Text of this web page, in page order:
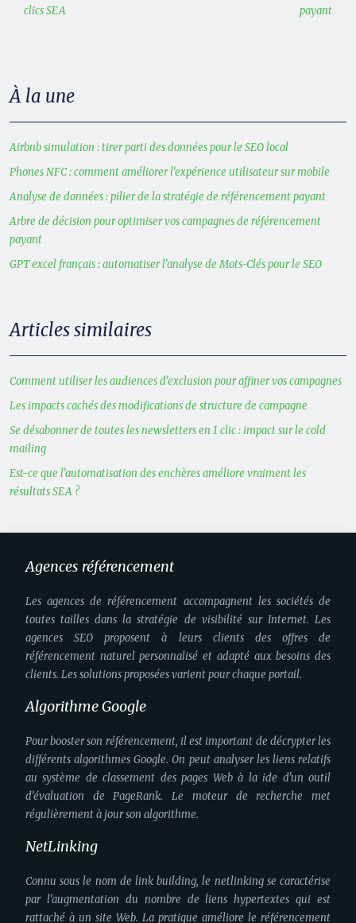
clics SEA
payant
À la une
Airbnb simulation : tirer parti des données pour le SEO local
Phones NFC : comment améliorer l’expérience utilisateur sur mobile
Analyse de données : pilier de la stratégie de référencement payant
Arbre de décision pour optimiser vos campagnes de référencement
payant
GPT excel français : automatiser l’analyse de Mots-Clés pour le SEO
Articles similaires
Comment utiliser les audiences d’exclusion pour affiner vos campagnes
Les impacts cachés des modifications de structure de campagne
Se désabonner de toutes les newsletters en 1 clic : impact sur le cold
mailing
Est-ce que l’automatisation des enchères améliore vraiment les
résultats SEA ?
Agences référencement
Les agences de référencement accompagnent les sociétés de
toutes tailles dans la stratégie de visibilité sur Internet. Les
agences SEO proposent à leurs clients des offres de
référencement naturel personnalisé et adapté aux besoins des
clients. Les solutions proposées varient pour chaque portail.
Algorithme Google
Pour booster son référencement, il est important de décrypter les
différents algorithmes Google. On peut analyser les liens relatifs
au système de classement des pages Web à la ide d'un outil
d’évaluation de PageRank. Le moteur de recherche met
régulièrement à jour son algorithme.
NetLinking
Connu sous le nom de link building, le netlinking se caractérise
par l’augmentation du nombre de liens hypertextes qui est
rattaché à un site Web. La pratique améliore le référencement